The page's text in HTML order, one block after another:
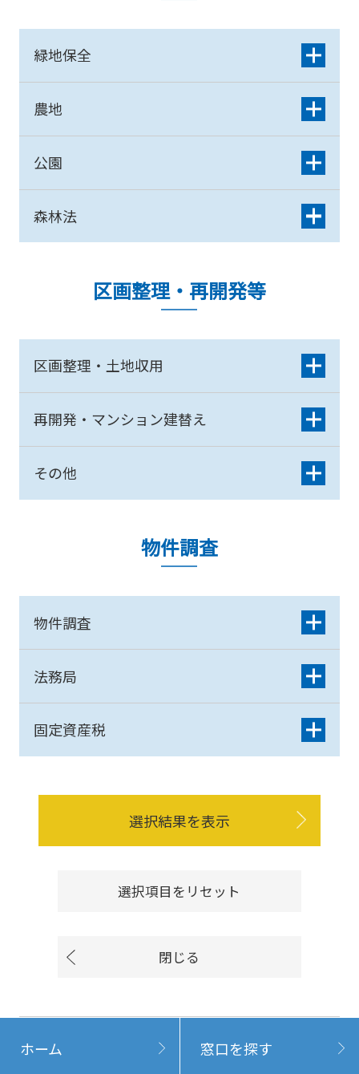
緑地保全
農地
公園
森林法
区画整理・再開発等
区画整理・土地収用
再開発・マンション建替え
その他
物件調査
物件調査
法務局
固定資産税
選択結果を表示
選択項目をリセット
閉じる
ホーム 窓口を探す